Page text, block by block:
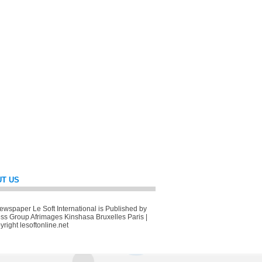
US
Le Soft International is Published by
Group Afrimages Kinshasa Bruxelles Paris |
lesoftonline.net